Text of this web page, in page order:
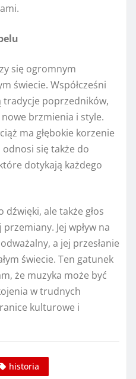
się ogromnym
świecie. Współcześni
poprzedników,
brzmienia i style.
ma głębokie korzenie
się także do
dotykają każdego
ale także głos
Jej wpływ na
a jej przesłanie
świecie. Ten gatunek
że muzyka może być
w trudnych
kulturowe i
historia